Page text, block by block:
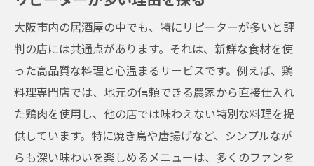
再訪したいと思わせる魅力とは
大阪市内の居酒屋の中でも、特にリピーターが多いと評
判の店には共通点があります。それは、新鮮な食材を使
った高品質な料理と心温まるサービスです。例えば、鶏
料理専門店では、地元の信頼できる農家から直接仕入れ
た鶏肉を使用し、他の店では味わえない特別な料理を提
供しています。特に焼き鳥や唐揚げなど、シンプルなが
らも深い味わいを楽しめるメニューは、多くのファンを